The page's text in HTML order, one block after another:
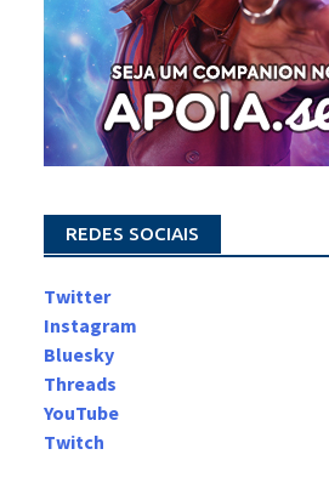
REDES SOCIAIS
Twitter
Instagram
Bluesky
Threads
YouTube
Twitch